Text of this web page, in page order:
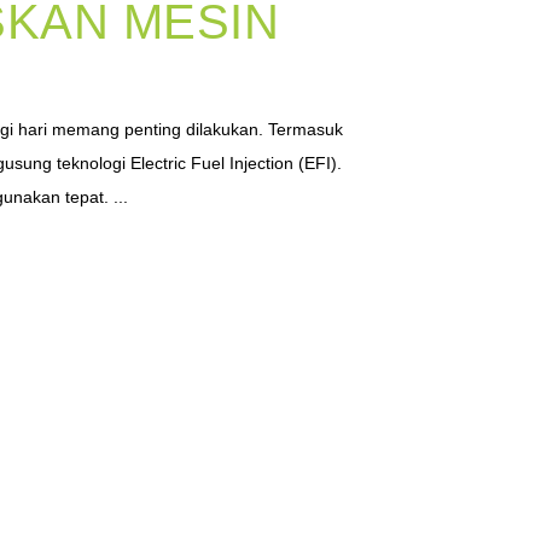
MESIN
hari memang penting dilakukan. Termasuk
teknologi Electric Fuel Injection (EFI).
tepat. ...